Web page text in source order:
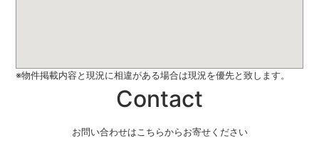
※物件掲載内容と現況に相違がある場合は現況を優先と致します。
Contact
お問い合わせはこちらからお寄せください